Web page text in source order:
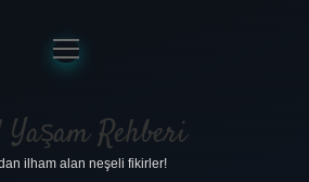
Anasayfa
Gizlilik Politikası
Yasal Uyarı
menüyü
aç
Yaşam Rehberi
ilham alan neşeli fikirler!